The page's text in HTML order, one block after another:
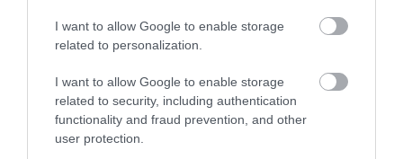
I want to allow Google to enable storage
related to personalization.
I want to allow Google to enable storage
related to security, including authentication
functionality and fraud prevention, and other
user protection.
Ξυπνάτε και σέρνεστε από την κούραση;